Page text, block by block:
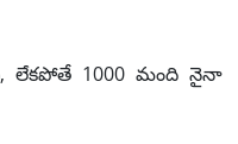
లేకపోతే 1000 మంది నైనా